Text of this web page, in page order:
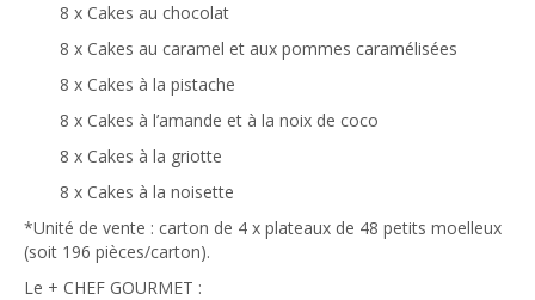
8 x Cakes au chocolat
8 x Cakes au caramel et aux pommes caramélisées
8 x Cakes à la pistache
8 x Cakes à l’amande et à la noix de coco
8 x Cakes à la griotte
8 x Cakes à la noisette
*Unité de vente : carton de 4 x plateaux de 48 petits moelleux
(soit 196 pièces/carton).
Le + CHEF GOURMET :